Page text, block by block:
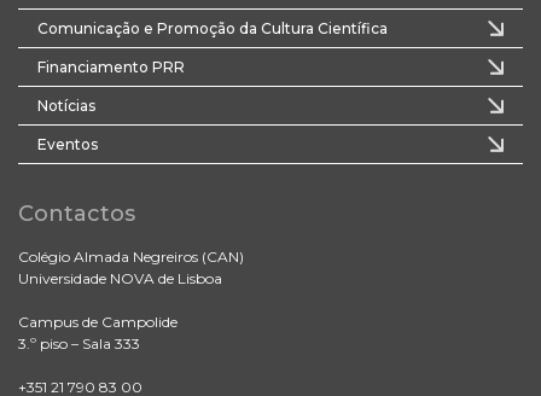
Comunicação e Promoção da Cultura Científica
Financiamento PRR
Notícias
Eventos
Contactos
Colégio Almada Negreiros (CAN)
Universidade NOVA de Lisboa
Campus de Campolide
3.º piso – Sala 333
+351 21 790 83 00